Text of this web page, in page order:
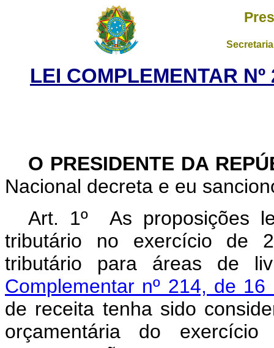
LEI COMPLEMENTAR
O PRESIDENTE DA
Nacional decreta e eu
Art. 1º As proposições
tributário no exercício de
tributário para áreas de
Complementar nº 214, de
de receita tenha sido
orçamentária do